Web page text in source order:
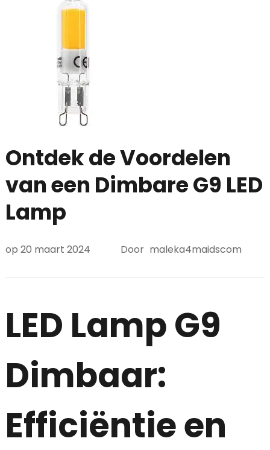
Ontdek de Voordelen
van een Dimbare G9 LED
Lamp
op 20 maart 2024 Door maleka4maidscom
LED Lamp G9
Dimbaar:
Efficiëntie en